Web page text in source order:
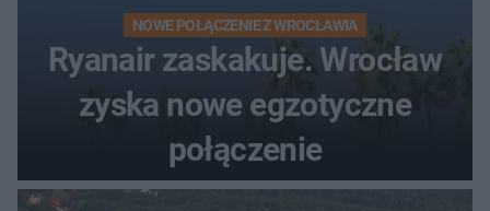
NOWE POŁĄCZENIE Z WROCŁAWIA
Ryanair zaskakuje. Wrocław
zyska nowe egzotyczne
połączenie